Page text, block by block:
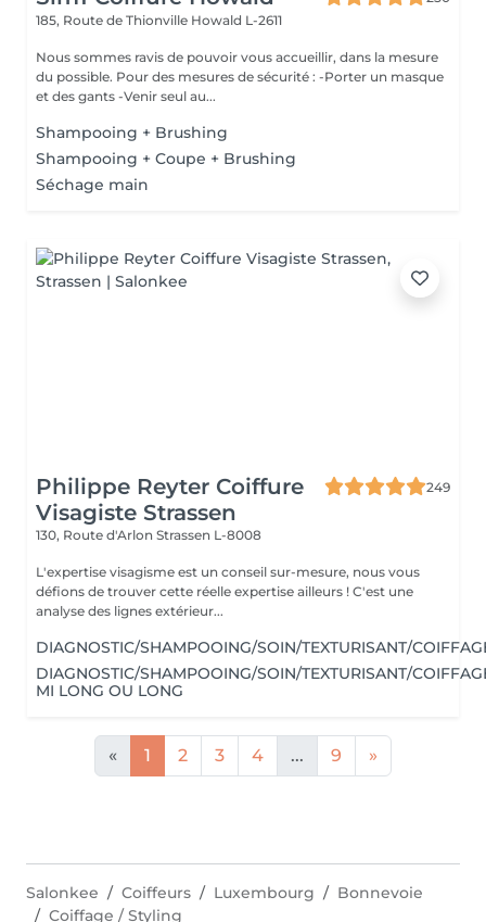
185, Route de Thionville Howald L-2611
Nous sommes ravis de pouvoir vous accueillir, dans la mesure
du possible. Pour des mesures de sécurité : -Porter un masque
et des gants -Venir seul au...
Shampooing + Brushing
Shampooing + Coupe + Brushing
Séchage main
Philippe Reyter Coiffure
Visagiste Strassen
249
130, Route d'Arlon Strassen L-8008
L'expertise visagisme est un conseil sur-mesure, nous vous
défions de trouver cette réelle expertise ailleurs ! C'est une
analyse des lignes extérieur...
DIAGNOSTIC/SHAMPOOING/SOIN/TEXTURISANT/
DIAGNOSTIC/SHAMPOOING/SOIN/TEXTURISANT/
MI LONG OU LONG
« 1 2 3 4 ... 9 »
Salonkee Coiffeurs Luxembourg
Bonnevoie
Coiffage / Styling